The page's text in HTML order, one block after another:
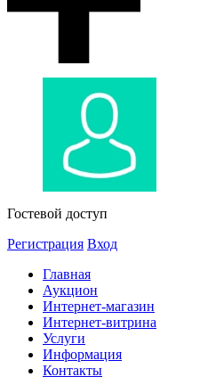
Гостевой доступ
Регистрация Вход
Главная
Аукцион
Интернет-магазин
Интернет-витрина
Услуги
Информация
Контакты